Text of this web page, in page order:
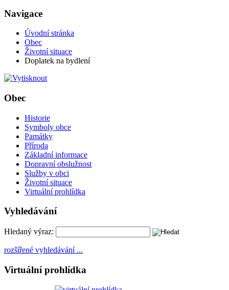
Navigace
Úvodní stránka
Obec
Životní situace
Doplatek na bydlení
Obec
Historie
Symboly obce
Památky
Příroda
Základní informace
Dopravní obslužnost
Služby v obci
Životní situace
Virtuální prohlídka
Vyhledávání
Hledaný výraz:
rozšířené vyhledávání ...
Virtuální prohlídka